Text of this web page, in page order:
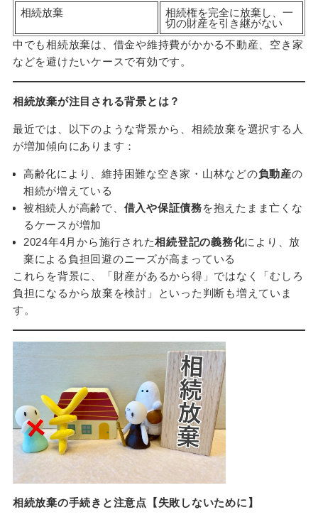
相続放棄
相続権を完全に放棄し、一
切の財産を引き継がない
中でも相続放棄は、借金や維持費がかかる不動産、空き家
などを避けたいケースで有効です。
相続放棄が注目される背景とは？
最近では、以下のような背景から、相続放棄を選択する人
が増加傾向にあります：
高齢化により、維持困難な空き家・山林などの負動産の
相続が増えている
被相続人が高齢で、 借入や保証債務を抱えたまま亡くな
るケースが増加
2024年4月から施行された相続登記の義務化により、放
棄による負担回避のニーズが高まっている
これらを背景に、「財産があるから得」ではなく「むしろ
負担になるから放棄を検討」といった判断も増えていま
す。
相続放棄の手続きと注意点【失敗しないために】